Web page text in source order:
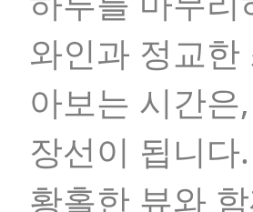
와인과 정교
아보는 시간
장선이 됩니다.
황홀한 뷰와